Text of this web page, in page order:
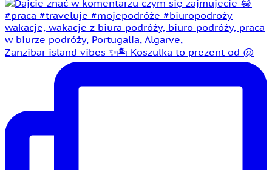
Zanzibar island vibes ✨🏝️ Koszulka to prezent od @